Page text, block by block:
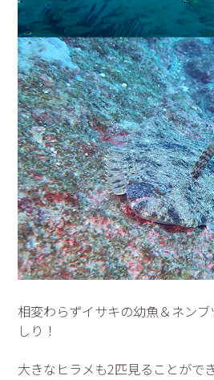
相変わらずイサキの幼魚＆ネン
しり！
大きなヒラメも2匹見ることがで